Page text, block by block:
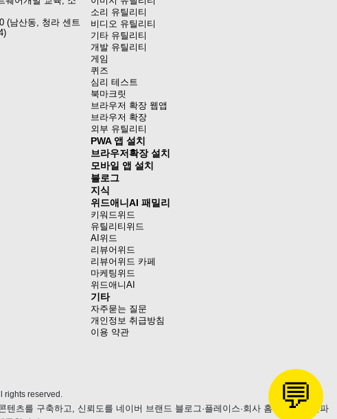
💬
(남산동, 청라 센트
소리 유틸리티
비디오 유틸리티
기타 유틸리티
개발 유틸리티
게임
퀴즈
심리 테스트
북마크릿
브라우저 확장 웹앱
브라우저 확장
외부 유틸리티
PWA 앱 설치
브라우저확장 설치
모바일 앱 설치
블로그
지식
위드애니AI 패밀리
키워드위드
유틸리티위드
AI위드
리뷰어위드
리뷰어위드 카페
마케팅위드
위드애니AI
기타
자주묻는 질문
개인정보 취급방침
이용 약관
rights reserved.
츠를 구축하고, 신뢰도를 네이버 브랜드 블로그·플레이스·회사 홈페이지로 전파